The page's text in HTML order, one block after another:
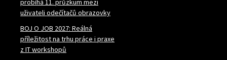
probíhá 11. průzkum mezi
uživateli odečítačů obrazovky
BOJ O JOB 2027: Reálná
příležitost na trhu práce i praxe
z IT workshopů